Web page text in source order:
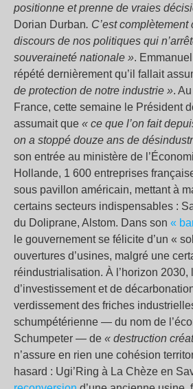
positionne et prenne de vraies
Dorian Durban. C’est
discours de nos politiques qui
souveraineté nationale ».
répété dernièrement qu’il fallait
de protection de notre industrie ».
France, cette semaine le Président
assumait que « ce que l’on fait
on a stoppé douze ans de
son entrée au ministère de
Hollande, 1 600 entreprises
sous pavillon américain, mettant à
certains secteurs indispensables :
du Doliprane, Alstom. Dans son «
le gouvernement se félicite d’un «
ouvertures d’usines, malgré une
réindustrialisation. À l’horizon 2030,
d’investissement et de
verdissement des friches
schumpétérienne — du nom de
Schumpeter — de « destruction
n’assure en rien une cohésion
hasard : Ugi’Ring à La Chèze en